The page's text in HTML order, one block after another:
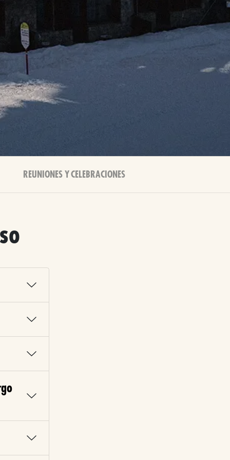
REUNIONES Y CELEBRACIONES